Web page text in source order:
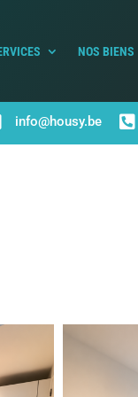
NOS BIENS
info@housy.be 